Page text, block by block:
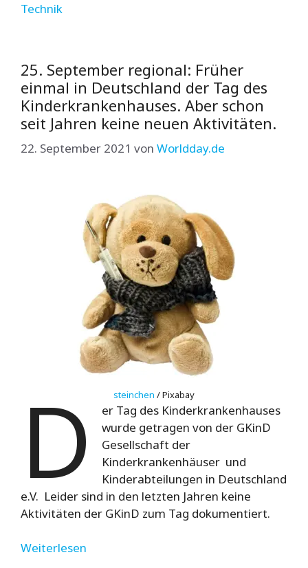
Technik
25. September regional: Früher
einmal in Deutschland der Tag des
Kinderkrankenhauses. Aber schon
seit Jahren keine neuen Aktivitäten.
22. September 2021 von Worldday.de
steinchen / Pixabay
D
er Tag des Kinderkrankenhauses
wurde getragen von der GKinD
Gesellschaft der
Kinderkrankenhäuser und
Kinderabteilungen in Deutschland
e.V. Leider sind in den letzten Jahren keine
Aktivitäten der GKinD zum Tag dokumentiert.
Weiterlesen